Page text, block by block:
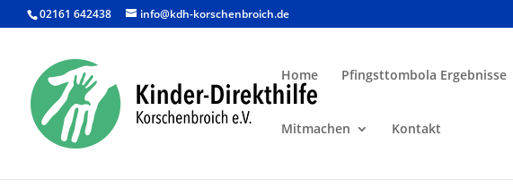
02161 642438 info@kdh-korschenbroich.de
Home Pfingsttombola Ergebnisse
Mitmachen Kontakt